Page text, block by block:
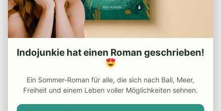
– Reiseapotheke Indonesien
– Beste Reisezeit Indonesien
Reiseführer
– Do’s and Dont’s in Indonesien
Indojunkie hat einen Roman geschrieben!
Ein Sommer-Roman für alle, die sich nach Bali, Meer,
Freiheit und einem Leben voller Möglichkeiten sehnen.